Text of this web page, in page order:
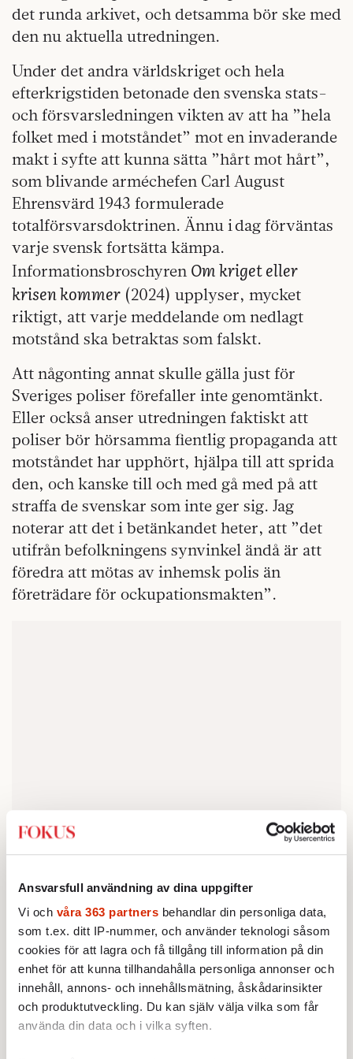
Ansvarsfull användning av dina uppgifter
Vi och våra 363 partners behandlar din personliga data,
som t.ex. ditt IP-nummer, och använder teknologi såsom
cookies för att lagra och få tillgång till information på din
enhet för att kunna tillhandahålla personliga annonser och
innehåll, annons- och innehållsmätning, åskådarinsikter
och produktutveckling. Du kan själv välja vilka som får
använda din data och i vilka syften.
det runda arkivet, och detsamma bör ske med
den nu aktuella utredningen.
Under det andra världskriget och hela
efterkrigstiden betonade den svenska stats-
och försvarsledningen vikten av att ha ”hela
folket med i motståndet” mot en invaderande
makt i syfte att kunna sätta ”hårt mot hårt”,
som blivande arméchefen Carl August
Ehrensvärd 1943 formulerade
totalförsvarsdoktrinen. Ännu i dag förväntas
varje svensk fortsätta kämpa.
Informationsbroschyren Om kriget eller
krisen kommer (2024) upplyser, mycket
riktigt, att varje meddelande om nedlagt
motstånd ska betraktas som falskt.
Att någonting annat skulle gälla just för
Sveriges poliser förefaller inte genomtänkt.
Eller också anser utredningen faktiskt att
poliser bör hörsamma fientlig propaganda att
motståndet har upphört, hjälpa till att sprida
den, och kanske till och med gå med på att
straffa de svenskar som inte ger sig. Jag
noterar att det i betänkandet heter, att ”det
utifrån befolkningens synvinkel ändå är att
föredra att mötas av inhemsk polis än
företrädare för ockupationsmakten”.
Verkligen? Personligen har jag som
medborgare svårt att föreställa mig någonting
som vore mer demoraliserande. Det var
plågsamt nog att, under covid-19-pandemin
för några år sedan, bevittna när tungt
utrustad svensk polis bryskt skingrade
folkmassor som utövade den grundlagsfästa